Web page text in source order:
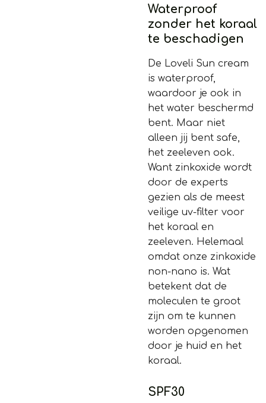
Waterproof
zonder het koraal
te beschadigen
De Loveli Sun cream
is waterproof,
waardoor je ook in
het water beschermd
bent. Maar niet
alleen jij bent safe,
het zeeleven ook.
Want zinkoxide wordt
door de experts
gezien als de meest
veilige uv-filter voor
het koraal en
zeeleven. Helemaal
omdat onze zinkoxide
non-nano is. Wat
betekent dat de
moleculen te groot
zijn om te kunnen
worden opgenomen
door je huid en het
koraal.
SPF30